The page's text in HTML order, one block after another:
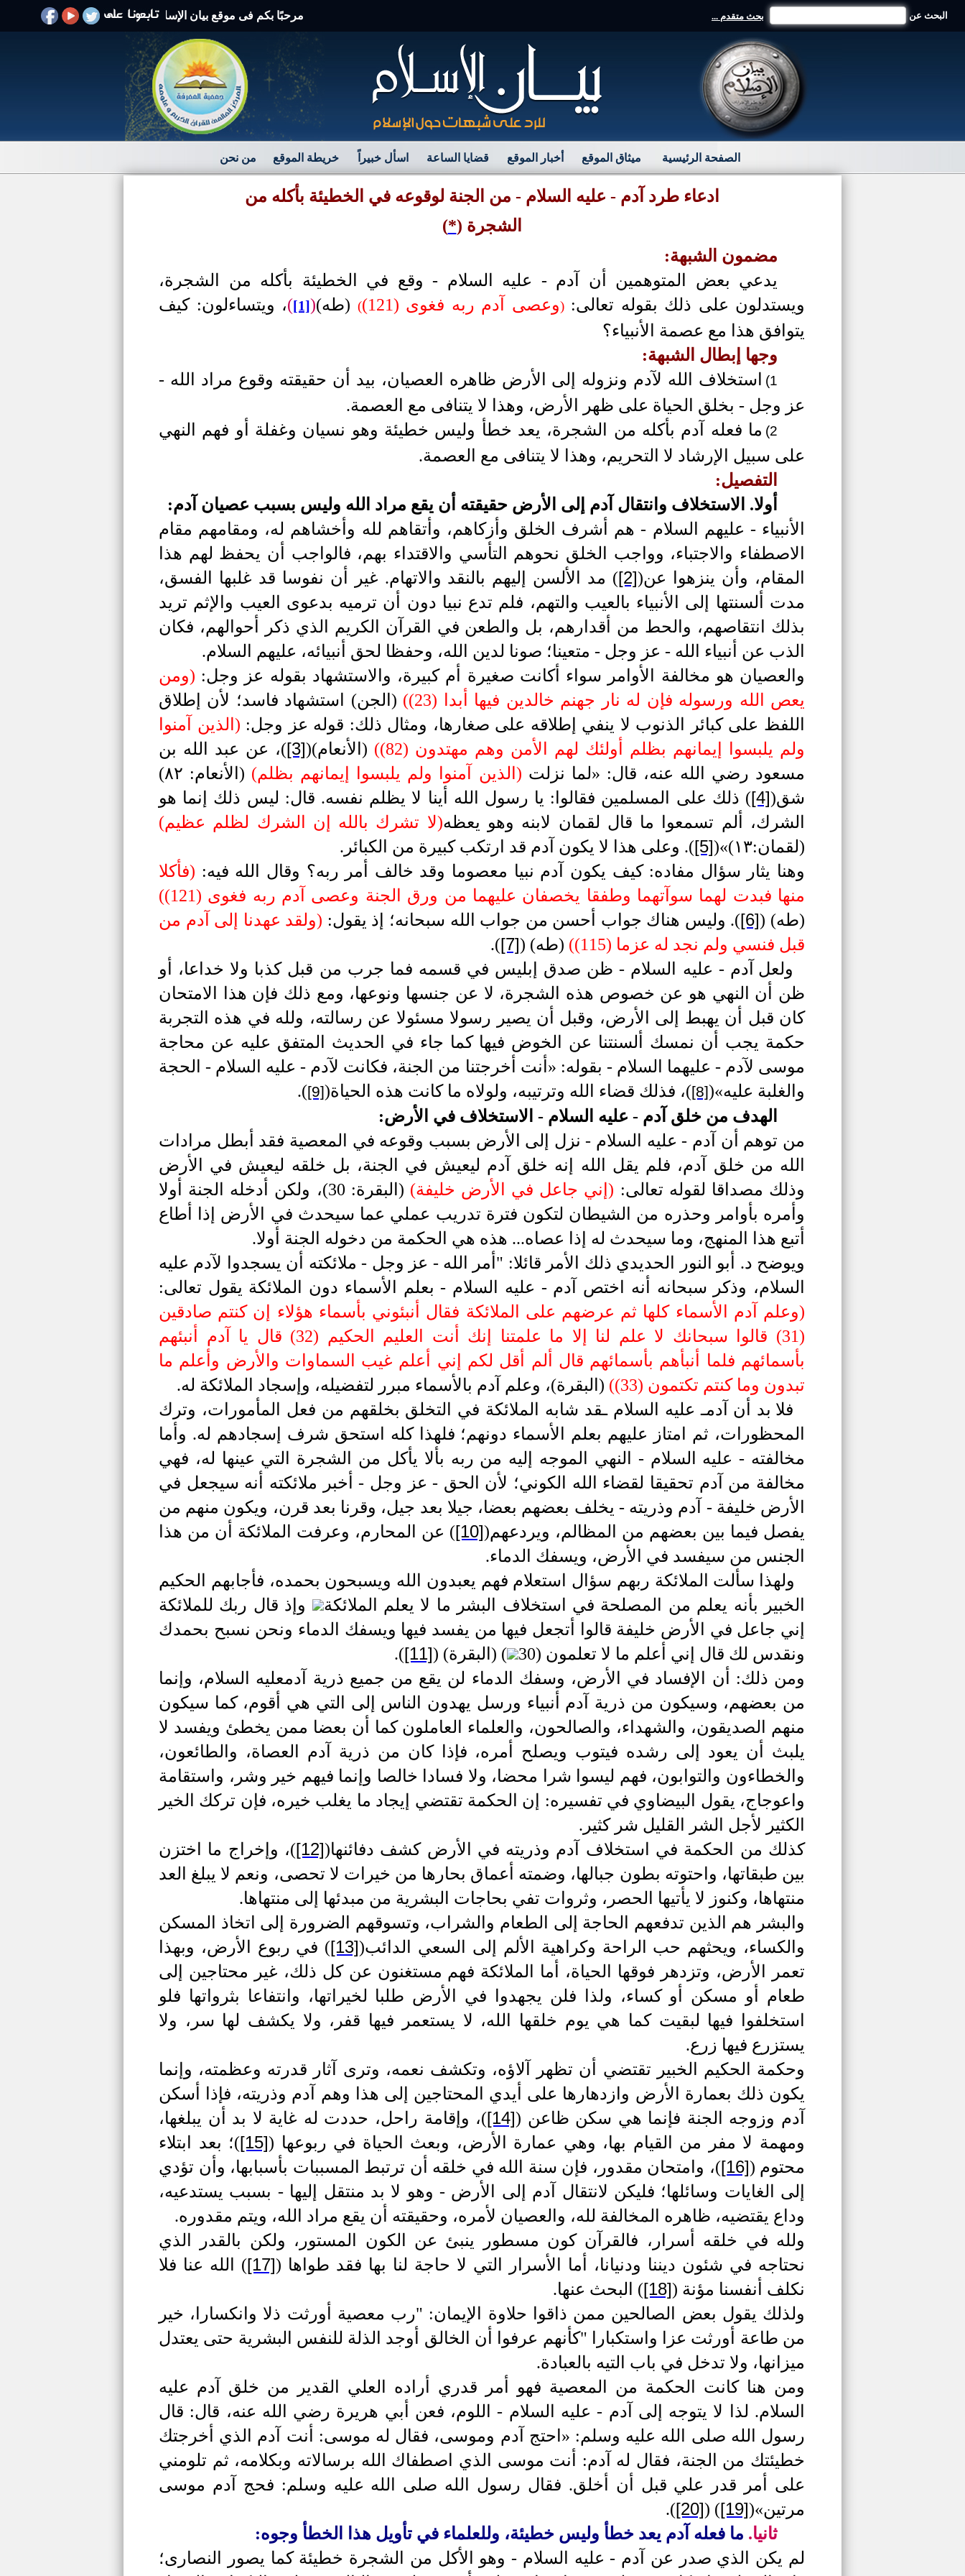
مرحبًا بكم فى موقع بيان الإسلام الرد على الافتراءات والشبهات بحث متقدم ... البحث عن
الصفحة الرئيسية ميثاق الموقع أخبار الموقع قضايا الساعة اسأل خبيراً خريطة الموقع من نحن
ادعاء طرد آدم - عليه السلام - من الجنة لوقوعه في الخطيئة بأكله من
الشجرة (
*
)
مضمون الشبهة:
يدعي بعض المتوهمين أن آدم - عليه السلام - وقع في الخطيئة بأكله من الشجرة،
ويستدلون على ذلك بقوله تعالى:)وعصى آدم ربه فغوى (121) ( (طه)(
[1]
)، ويتساءلون: كيف
يتوافق هذا مع عصمة الأنبياء؟
وجها إبطال الشبهة:
1)
استخلاف الله لآدم ونزوله إلى الأرض ظاهره العصيان، بيد أن حقيقته وقوع مراد الله -
عز وجل - بخلق الحياة على ظهر الأرض، وهذا لا يتنافى مع العصمة.
2)
ما فعله آدم بأكله من الشجرة، يعد خطأ وليس خطيئة وهو نسيان وغفلة أو فهم النهي
على سبيل الإرشاد لا التحريم، وهذا لا يتنافى مع العصمة.
التفصيل:
أولا. الاستخلاف وانتقال آدم إلى الأرض حقيقته أن يقع مراد الله وليس بسبب عصيان آدم:
الأنبياء - عليهم السلام - هم أشرف الخلق وأزكاهم، وأتقاهم لله وأخشاهم له، ومقامهم مقام
الاصطفاء والاجتباء، وواجب الخلق نحوهم التأسي والاقتداء بهم، فالواجب أن يحفظ لهم هذا
المقام، وأن ينزهوا عن(
[2]
) مد الألسن إليهم بالنقد والاتهام. غير أن نفوسا قد غلبها الفسق،
مدت ألسنتها إلى الأنبياء بالعيب والتهم، فلم تدع نبيا دون أن ترميه بدعوى العيب والإثم تريد
بذلك انتقاصهم، والحط من أقدارهم، بل والطعن في القرآن الكريم الذي ذكر أحوالهم، فكان
الذب عن أنبياء الله - عز وجل - متعينا؛ صونا لدين الله، وحفظا لحق أنبيائه، عليهم السلام.
والعصيان هو مخالفة الأوامر سواء أكانت صغيرة أم كبيرة، والاستشهاد بقوله عز وجل:
)ومن
يعص الله ورسوله فإن له نار جهنم خالدين فيها أبدا (23)
( (الجن)
استشهاد فاسد؛ لأن إطلاق
اللفظ على كبائر الذنوب لا ينفي إطلاقه على صغارها، ومثال ذلك: قوله عز وجل: ) الذين آمنوا
ولم يلبسوا إيمانهم بظلم أولئك لهم الأمن وهم مهتدون (82)
( (الأنعام)(
[3]
)، عن عبد الله بن
مسعود رضي الله عنه، قال: «لما نزلت ) الذين آمنوا ولم يلبسوا إيمانهم بظلم( (الأنعام: ٨٢)
شق(
[4]
) ذلك على المسلمين فقالوا: يا رسول الله أينا لا يظلم نفسه. قال: ليس ذلك إنما هو
الشرك، ألم تسمعوا ما قال لقمان لابنه وهو يعظه)لا تشرك بالله إن الشرك لظلم عظيم(
(لقمان:١٣)»
(
[5]
)
. وعلى هذا لا يكون آدم قد ارتكب كبيرة من الكبائر.
وهنا يثار سؤال مفاده: كيف يكون آدم نبيا معصوما وقد خالف أمر ربه؟ وقال الله فيه: )فأكلا
منها فبدت لهما سوآتهما وطفقا يخصفان عليهما من ورق الجنة وعصى آدم ربه فغوى (121)
(
(طه) (
[6]
)
. وليس هناك جواب أحسن من جواب الله سبحانه؛ إذ يقول: )ولقد عهدنا إلى آدم من
قبل فنسي ولم نجد له عزما (115)
( (طه) (
[7]
)
.
ولعل آدم - عليه السلام - ظن صدق إبليس في قسمه فما جرب من قبل كذبا ولا خداعا، أو
ظن أن النهي هو عن خصوص هذه الشجرة، لا عن جنسها ونوعها، ومع ذلك فإن هذا الامتحان
كان قبل أن يهبط إلى الأرض، وقبل أن يصير رسولا مسئولا عن رسالته، ولله في هذه التجربة
حكمة يجب أن نمسك ألسنتنا عن الخوض فيها كما جاء في الحديث المتفق عليه عن محاجة
موسى لآدم - عليهما السلام - بقوله: «أنت أخرجتنا من الجنة، فكانت لآدم - عليه السلام - الحجة
والغلبة عليه»(
[8]
)، فذلك قضاء الله وترتيبه، ولولاه ما كانت هذه الحياة(
[9]
)
.
الهدف من خلق آدم - عليه السلام - الاستخلاف في الأرض:
من توهم أن آدم - عليه السلام - نزل إلى الأرض بسبب وقوعه في المعصية فقد أبطل مرادات
الله من خلق آدم، فلم يقل الله إنه خلق آدم ليعيش في الجنة، بل خلقه ليعيش في الأرض
وذلك مصداقا لقوله تعالى: )إني جاعل في الأرض خليفة( (البقرة: 30)
، ولكن أدخله الجنة أولا
وأمره بأوامر وحذره من الشيطان لتكون فترة تدريب عملي عما سيحدث في الأرض إذا أطاع
أتبع هذا المنهج، وما سيحدث له إذا عصاه... هذه هي الحكمة من دخوله الجنة أولا.
ويوضح د. أبو النور الحديدي ذلك الأمر قائلا: "أمر الله - عز وجل - ملائكته أن يسجدوا لآدم عليه
السلام، وذكر سبحانه أنه اختص آدم - عليه السلام - بعلم الأسماء دون الملائكة يقول تعالى:
)وعلم آدم الأسماء كلها ثم عرضهم على الملائكة فقال أنبئوني بأسماء هؤلاء إن كنتم صادقين
(31) قالوا سبحانك لا علم لنا إلا ما علمتنا إنك أنت العليم الحكيم (32) قال يا آدم أنبئهم
بأسمائهم فلما أنبأهم بأسمائهم قال ألم أقل لكم إني أعلم غيب السماوات والأرض وأعلم ما
تبدون وما كنتم تكتمون (33)
( (البقرة)، وعلم آدم بالأسماء مبرر لتفضيله، وإسجاد الملائكة له.
فلا بد أن آدمـ عليه السلام ـقد شابه الملائكة في التخلق بخلقهم من فعل المأمورات، وترك
المحظورات، ثم امتاز عليهم بعلم الأسماء دونهم؛ فلهذا كله استحق شرف إسجادهم له. وأما
مخالفته - عليه السلام -
النهي الموجه إليه من ربه بألا يأكل من الشجرة التي عينها له، فهي
مخالفة من آدم تحقيقا لقضاء الله الكوني؛ لأن الحق - عز وجل - أخبر ملائكته أنه سيجعل في
الأرض خليفة - آدم وذريته - يخلف بعضهم بعضا، جيلا بعد جيل، وقرنا بعد قرن، ويكون منهم من
يفصل فيما بين بعضهم من المظالم، ويردعهم(
[10]
) عن المحارم، وعرفت الملائكة أن من هذا
الجنس من سيفسد في الأرض، ويسفك الدماء.
ولهذا سألت الملائكة ربهم سؤال استعلام فهم يعبدون الله ويسبحون بحمده، فأجابهم الحكيم
الخبير بأنه يعلم من المصلحة في استخلاف البشر ما لا يعلم الملائكة
وإذ قال ربك للملائكة
إني جاعل في الأرض خليفة قالوا أتجعل فيها من يفسد فيها ويسفك الدماء ونحن نسبح بحمدك
ونقدس لك قال إني أعلم ما لا تعلمون (30
) (البقرة) (
[11]
)
.
ومن ذلك: أن الإفساد في الأرض، وسفك الدماء لن يقع من جميع ذرية آدمعليه السلام، وإنما
من بعضهم، وسيكون من ذرية آدم أنبياء ورسل يهدون الناس إلى التي هي أقوم، كما سيكون
منهم الصديقون، والشهداء، والصالحون، والعلماء العاملون كما أن بعضا ممن يخطئ ويفسد لا
يلبث أن يعود إلى رشده فيتوب ويصلح أمره، فإذا كان من ذرية آدم العصاة، والطائعون،
والخطاءون والتوابون، فهم ليسوا شرا محضا، ولا فسادا خالصا وإنما فيهم خير وشر، واستقامة
واعوجاج، يقول البيضاوي في تفسيره: إن الحكمة تقتضي إيجاد ما يغلب خيره، فإن تركك الخير
الكثير لأجل الشر القليل شر كثير.
كذلك من الحكمة في استخلاف آدم وذريته في الأرض كشف دفائنها(
[12]
)، وإخراج ما اختزن
بين طبقاتها، واحتوته بطون جبالها، وضمته أعماق بحارها من خيرات لا تحصى، ونعم لا يبلغ العد
منتهاها، وكنوز لا يأتيها الحصر، وثروات تفي بحاجات البشرية من مبدئها إلى منتهاها.
والبشر هم الذين تدفعهم الحاجة إلى الطعام والشراب، وتسوقهم الضرورة إلى اتخاذ المسكن
والكساء، ويحثهم حب الراحة وكراهية الألم إلى السعي الدائب(
[13]
) في ربوع الأرض، وبهذا
تعمر الأرض، وتزدهر فوقها الحياة، أما الملائكة فهم مستغنون عن كل ذلك، غير محتاجين إلى
طعام أو مسكن أو كساء، ولذا فلن يجهدوا في الأرض طلبا لخيراتها، وانتفاعا بثرواتها فلو
استخلفوا فيها لبقيت كما هي يوم خلقها الله، لا يستعمر فيها قفر، ولا يكشف لها سر، ولا
يستزرع فيها زرع.
وحكمة الحكيم الخبير تقتضي أن تظهر آلاؤه، وتكشف نعمه، وترى آثار قدرته وعظمته، وإنما
يكون ذلك بعمارة الأرض وازدهارها على أيدي المحتاجين إلى هذا وهم آدم وذريته، فإذا أسكن
آدم وزوجه الجنة فإنما هي سكن ظاعن (
[14]
)، وإقامة راحل، حددت له غاية لا بد أن يبلغها،
ومهمة لا مفر من القيام بها، وهي عمارة الأرض، وبعث الحياة في ربوعها (
[15]
)؛ بعد ابتلاء
محتوم (
[16]
)، وامتحان مقدور، فإن سنة الله في خلقه أن ترتبط المسببات بأسبابها، وأن تؤدي
إلى الغايات وسائلها؛ فليكن لانتقال آدم إلى الأرض - وهو لا بد منتقل إليها - بسبب يستدعيه،
وداع يقتضيه، ظاهره المخالفة لله، والعصيان لأمره، وحقيقته أن يقع مراد الله، ويتم مقدوره.
ولله في خلقه أسرار، فالقرآن كون مسطور ينبئ عن الكون المستور، ولكن بالقدر الذي
نحتاجه في شئون ديننا ودنيانا، أما الأسرار التي لا حاجة لنا بها فقد طواها (
[17]
) الله عنا فلا
نكلف أنفسنا مؤنة (
[18]
) البحث عنها.
ولذلك يقول بعض الصالحين ممن ذاقوا حلاوة الإيمان: "رب معصية أورثت ذلا وانكسارا، خير
من طاعة أورثت عزا واستكبارا "كأنهم عرفوا أن الخالق أوجد الذلة للنفس البشرية حتى يعتدل
ميزانها، ولا تدخل في باب التيه بالعبادة.
ومن هنا كانت الحكمة من المعصية فهو أمر قدري أراده العلي القدير من خلق آدم عليه
السلام. لذا لا يتوجه إلى آدم - عليه السلام - اللوم، فعن أبي هريرة رضي الله عنه، قال: قال
رسول الله صلى الله عليه وسلم: «احتج آدم وموسى، فقال له موسى: أنت آدم الذي أخرجتك
خطيئتك من الجنة، فقال له آدم: أنت موسى الذي اصطفاك الله برسالاته وبكلامه، ثم تلومني
على أمر قدر علي قبل أن أخلق. فقال رسول الله صلى الله عليه وسلم: فحج آدم موسى
مرتين»(
[19]
) (
[20]
)
.
ثانيا. ما فعله آدم يعد خطأ وليس خطيئة، وللعلماء في تأويل هذا الخطأ وجوه:
لم يكن الذي صدر عن آدم - عليه السلام - وهو الأكل من الشجرة خطيئة كما يصور النصارى؛